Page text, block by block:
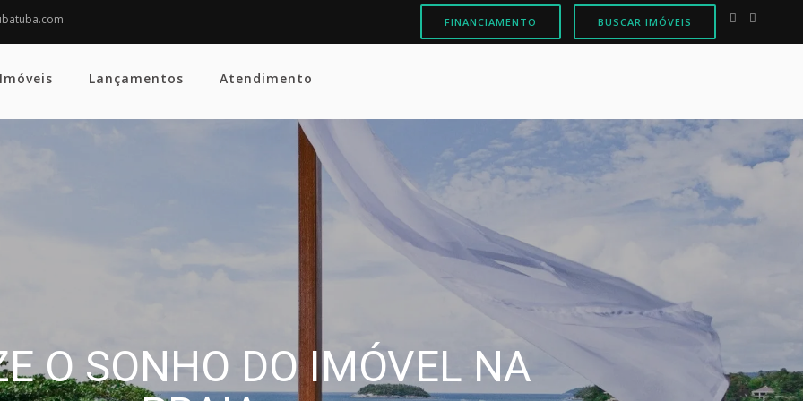
FINANCIAMENTO BUSCAR IMÓVEIS
Imóveis Lançamentos Atendimento
PARA REUNIR A
E AMIGOS PODE ESTAR